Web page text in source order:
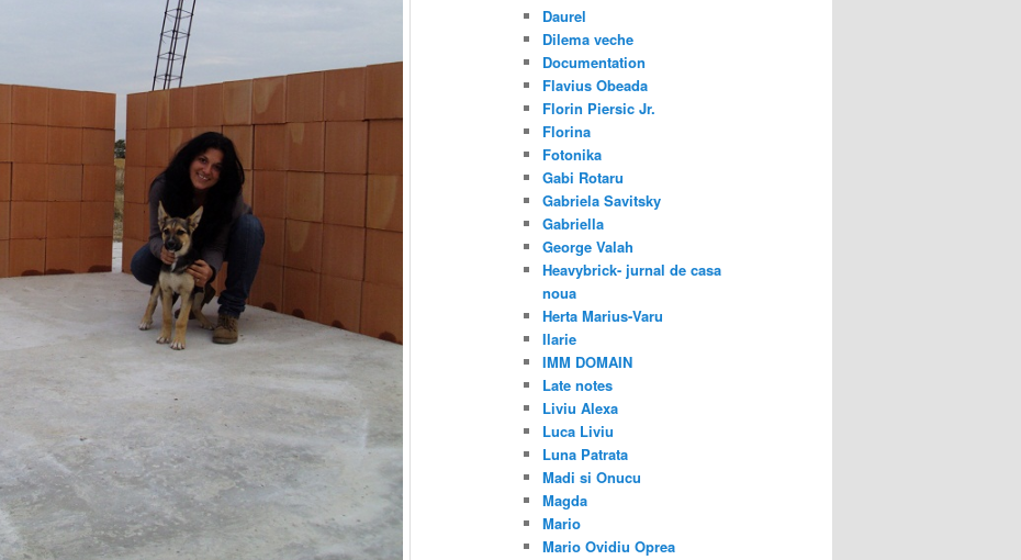
Daurel
Dilema veche
Documentation
Flavius Obeada
Florin Piersic Jr.
Florina
Fotonika
Gabi Rotaru
Gabriela Savitsky
Gabriella
George Valah
Heavybrick- jurnal de casa
noua
Herta Marius-Varu
Ilarie
IMM DOMAIN
Late notes
Liviu Alexa
Luca Liviu
Luna Patrata
Madi si Onucu
Magda
Mario
Mario Ovidiu Oprea